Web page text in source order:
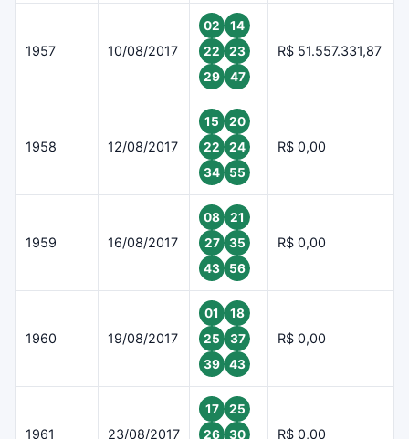
1957 10/08/2017
02
14
22
23
29
47
R$ 51.557.331,87
1958 12/08/2017
15
20
22
24
34
55
R$ 0,00
1959 16/08/2017
08
21
27
35
43
56
R$ 0,00
1960 19/08/2017
01
18
25
37
39
43
R$ 0,00
1961 23/08/2017
17
25
26
30
R$ 0,00